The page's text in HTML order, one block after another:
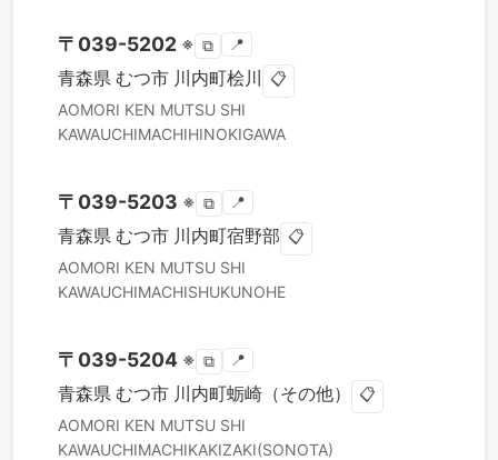
〒 039-5202 ※ ⧉ 📍
青森県 むつ市 川内町桧川 📋
AOMORI KEN MUTSU SHI
KAWAUCHIMACHIHINOKIGAWA
〒 039-5203 ※ ⧉ 📍
青森県 むつ市 川内町宿野部 📋
AOMORI KEN MUTSU SHI
KAWAUCHIMACHISHUKUNOHE
〒 039-5204 ※ ⧉ 📍
青森県 むつ市 川内町蛎崎（その他） 📋
AOMORI KEN MUTSU SHI
KAWAUCHIMACHIKAKIZAKI(SONOTA)